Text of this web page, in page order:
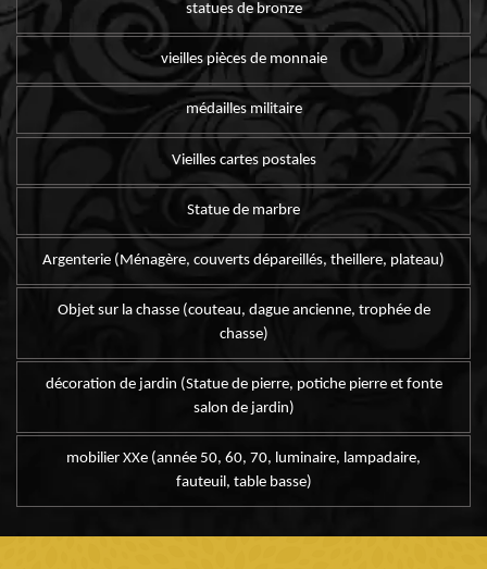
statues de bronze
vieilles pièces de monnaie
médailles militaire
Vieilles cartes postales
Statue de marbre
Argenterie (Ménagère, couverts dépareillés, theillere, plateau)
Objet sur la chasse (couteau, dague ancienne, trophée de
chasse)
décoration de jardin (Statue de pierre, potiche pierre et fonte
salon de jardin)
mobilier XXe (année 50, 60, 70, luminaire, lampadaire,
fauteuil, table basse)